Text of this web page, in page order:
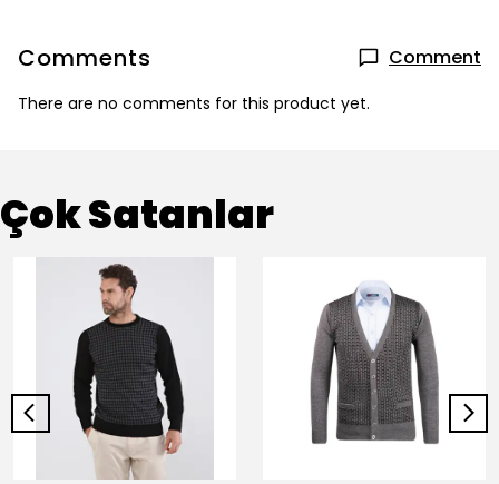
Comments Comment
There are no comments for this product yet.
Çok Satanlar